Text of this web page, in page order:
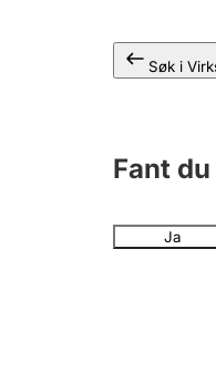
Søk i
Fant
Ja